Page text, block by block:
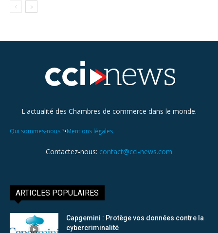
L'actualité des Chambres de commerce dans le monde.
Qui sommes-nous ?•Mentions légales
Contactez-nous: contact@cci-news.com
ARTICLES POPULAIRES
Capgemini : Protège vos données contre la
cybercriminalité